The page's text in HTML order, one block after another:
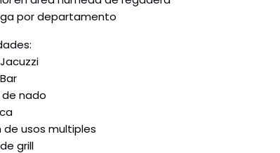
por departamento
de nado
de usos multiples
grill